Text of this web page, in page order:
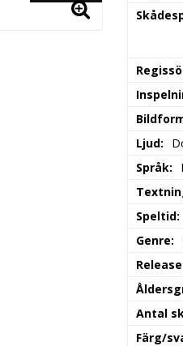
Ljud
Språk
Speltid
Genre
Antal
Färg/